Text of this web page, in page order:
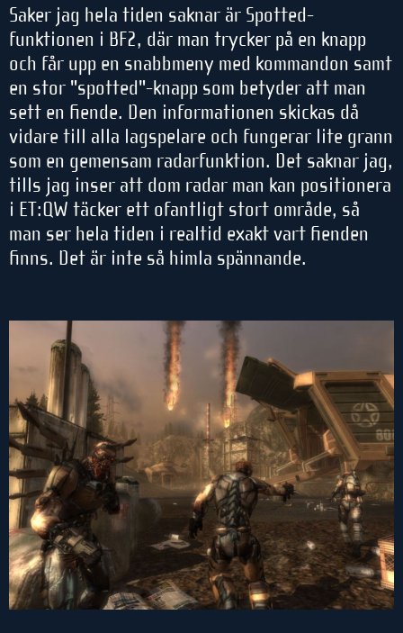
Saker jag hela tiden saknar är Spotted-
funktionen i BF2, där man trycker på en knapp
och får upp en snabbmeny med kommandon samt
en stor "spotted"-knapp som betyder att man
sett en fiende. Den informationen skickas då
vidare till alla lagspelare och fungerar lite grann
som en gemensam radarfunktion. Det saknar jag,
tills jag inser att dom radar man kan positionera
i ET:QW täcker ett ofantligt stort område, så
man ser hela tiden i realtid exakt vart fienden
finns. Det är inte så himla spännande.